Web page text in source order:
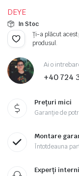
inițial
a
fost:
4.923,00
curent
este:
4.803,50
DEYE
In Stoc
Ți-a plăcut
produsul.
Ai o
+40 724
Prețuri mici
Garanție de
Montare
Întotdeauna
Experți